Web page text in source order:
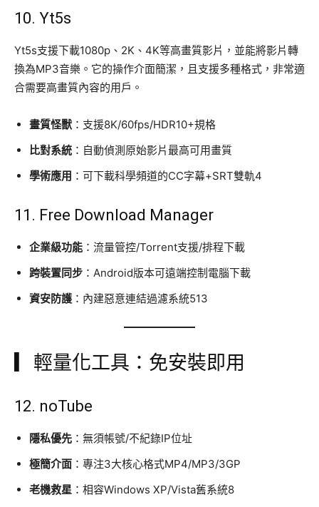
10. Yt5s
Yt5s支援下載1080p、2K、4K等高畫質影片，並能將影片轉
換為MP3音樂。它的操作介面簡潔，且支援多種格式，非常適
合需要高畫質內容的用戶。
畫質怪獸 ：支援8K/60fps/HDR10+規格
比對系統 ：自動偵測原始影片最高可用畫質
學術應用 ：可下載科學頻道的CC字幕+SRT雙軌4
11. Free Download Manager
企業級功能 ：流量管控/Torrent支援/排程下載
跨裝置同步 ：Android版本可遠端控制電腦下載
資安防護 ：內建惡意連結過濾系統513
▎輕量化工具：免安裝即用
12. noTube
隱私優先 ：無須帳號/不紀錄IP位址
極簡介面 ：專注3大核心格式MP4/MP3/3GP
老機救星 ：相容Windows XP/Vista舊系統8